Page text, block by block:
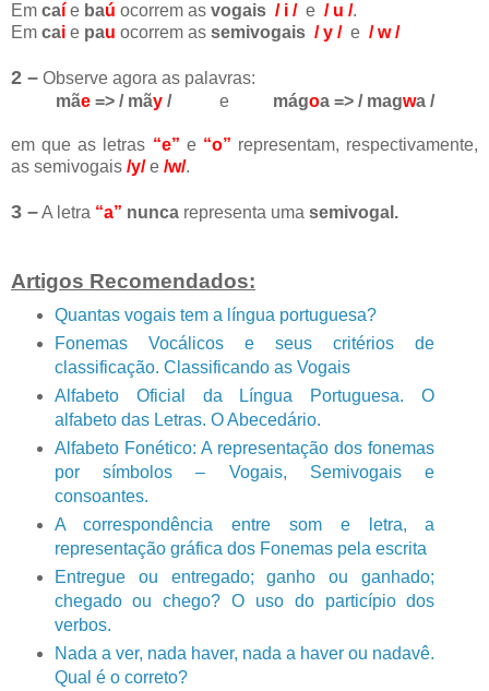
Em caí e baú ocorrem as vogais / i /e / u /.
Em cai e pau ocorrem as semivogais / y /e / w /
2 – Observe agora as palavras:
mãe=> / mãy/e mágoa => / magwa /
em que as letras “e” e “o” representam, respectivamente,
as semivogais /y/e /w/.
3 –A letra “a” nunca representa uma semivogal.
Artigos Recomendados:
Quantas vogais tem a língua portuguesa?
Fonemas Vocálicos e seus critérios de
classificação. Classificando as Vogais
Alfabeto Oficial da Língua Portuguesa. O
alfabeto das Letras. O Abecedário.
Alfabeto Fonético: A representação dos fonemas
por símbolos – Vogais, Semivogais e
consoantes.
A correspondência entre som e letra, a
representação gráfica dos Fonemas pela escrita
Entregue ou entregado; ganho ou ganhado;
chegado ou chego? O uso do particípio dos
verbos.
Nada a ver, nada haver, nada a haver ou nadavê.
Qual é o correto?